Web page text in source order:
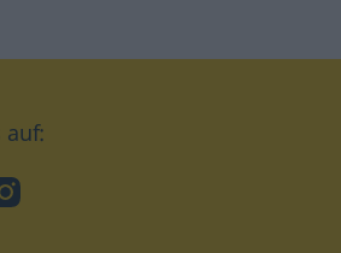
auf:
Instagram